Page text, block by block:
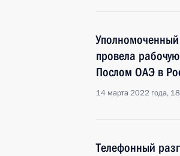
провела
Послом ОАЭ в
14 марта 2022 года,
Телефонный